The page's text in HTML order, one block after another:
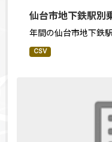
仙台市地下鉄駅別
年間の仙台市地下鉄
CSV